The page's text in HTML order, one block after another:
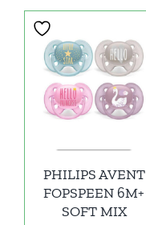
PHILIPS AVENT
FOPSPEEN 6M+
SOFT MIX